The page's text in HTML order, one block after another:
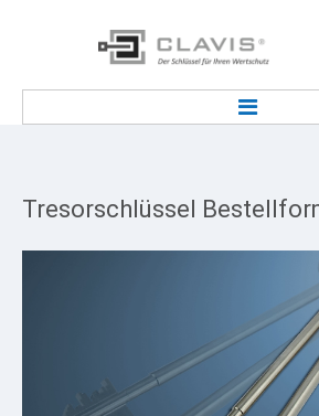
Service
Tresorwartung,
Deposittresor Wartung &
Tresor / Tresorraum
Einbruchmeldeanlage / EMA
Tresorschlüssel